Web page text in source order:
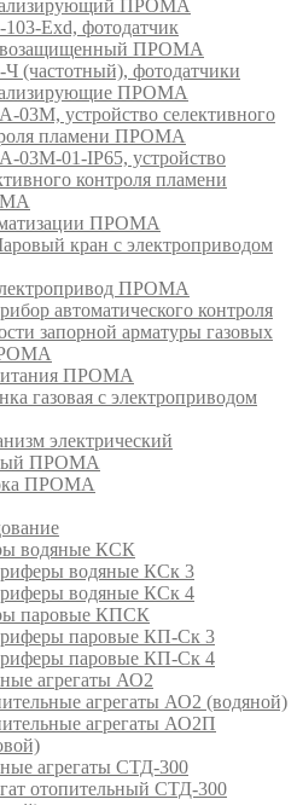
ПРОМА
Ехd, фотодатчик
ПРОМА
(частотный), фотодатчики
ПРОМА
03М, устройство селективного
пламени ПРОМА
03М-01-IP65, устройство
контроля пламени
ПРОМА
кран c электроприводом
ПРОМА
автоматического контроля
запорной арматуры газовых
ПРОМА
газовая с электроприводом
электрический
ПРОМА
ПРОМА
водяные КСК
водяные КСк 3
водяные КСк 4
паровые КПСК
паровые КП-Ск 3
паровые КП-Ск 4
агрегаты АО2
агрегаты АО2 (водяной)
агрегаты АО2П
агрегаты СТД-300
отопительный СТД-300